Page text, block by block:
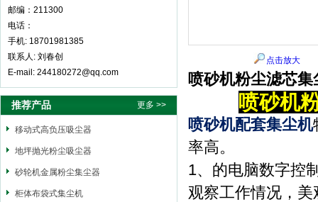
邮编：211300
电话：
手机: 18701981385
联系人: 刘春创
E-mail: 244180272@qq.com
推荐产品 更多 >>
移动式高负压吸尘器
地坪抛光粉尘吸尘器
砂轮机金属粉尘集尘器
柜体布袋式集尘机
点击放大
喷砂机粉尘滤芯集
喷砂机
喷砂机配套集尘机
率高。
1、的电脑数字控
观察工作情况，美